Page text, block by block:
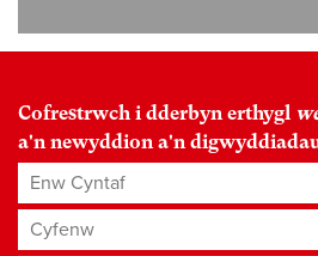
Cofrestrwch i dderbyn erthygl
a'n newyddion a'n
Enw Cyntaf
Cyfenw